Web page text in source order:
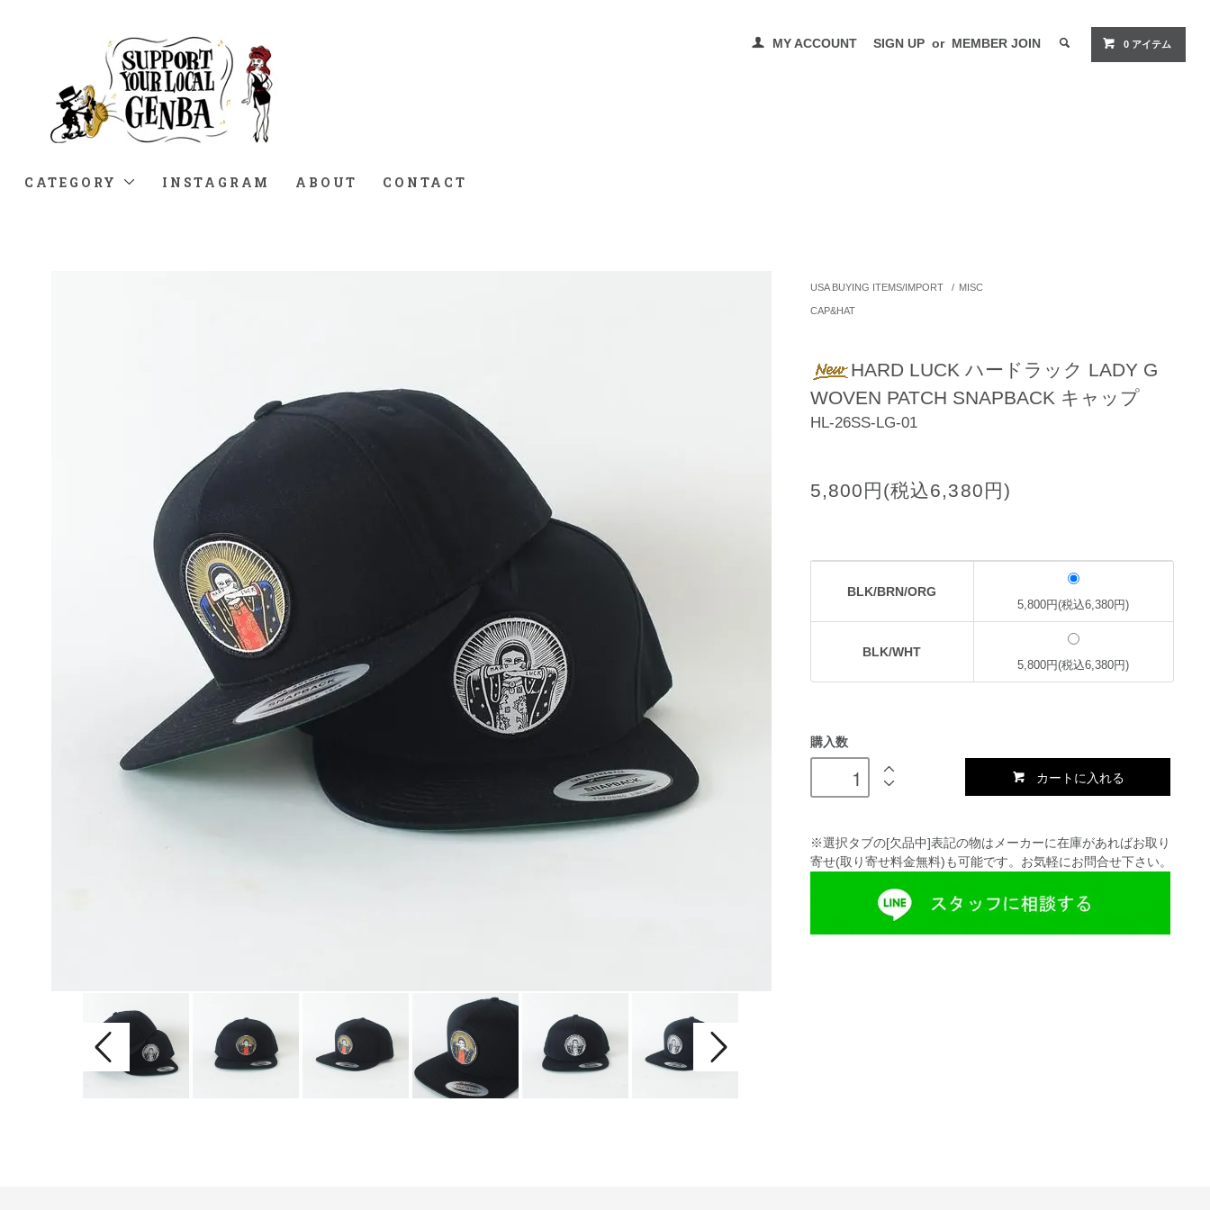
MY ACCOUNT SIGN UP or MEMBER JOIN 0 アイテム
CATEGORY INSTAGRAM ABOUT CONTACT
USA BUYING ITEMS/IMPORT / MISC
CAP&HAT
HARD LUCK ハードラック LADY G
WOVEN PATCH SNAPBACK キャップ
HL-26SS-LG-01
5,800円(税込6,380円)
BLK/BRN/ORG
5,800円(税込6,380円)
BLK/WHT
5,800円(税込6,380円)
購入数
カートに入れる
※選択タブの[欠品中]表記の物はメーカーに在庫があればお取り
寄せ(取り寄せ料金無料)も可能です。お気軽にお問合せ下さい。